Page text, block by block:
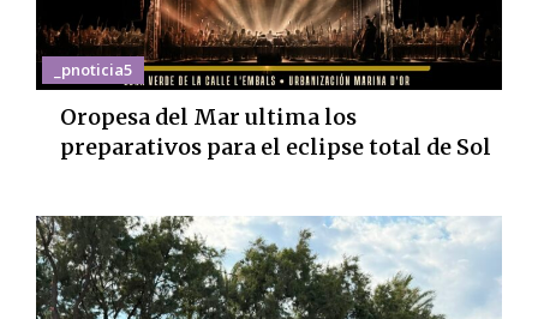
_pnoticia5
Oropesa del Mar ultima los
preparativos para el eclipse total de Sol